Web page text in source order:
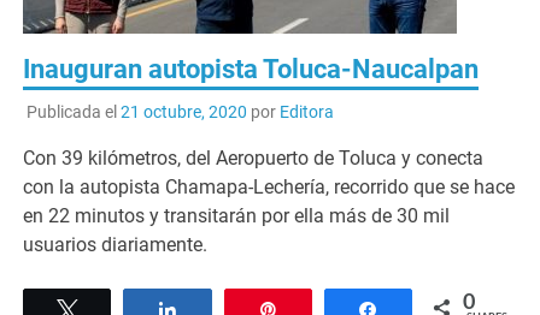
Inauguran autopista Toluca-Naucalpan
Publicada el 21 octubre, 2020 por Editora
Con 39 kilómetros, del Aeropuerto de Toluca y conecta
con la autopista Chamapa-Lechería, recorrido que se hace
en 22 minutos y transitarán por ella más de 30 mil
usuarios diariamente.
Share 0